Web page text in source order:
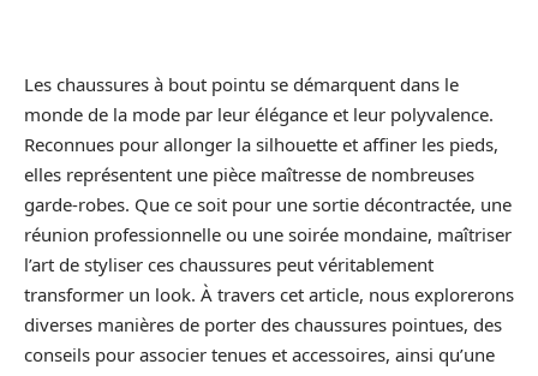
Les chaussures à bout pointu se démarquent dans le
monde de la mode par leur élégance et leur polyvalence.
Reconnues pour allonger la silhouette et affiner les pieds,
elles représentent une pièce maîtresse de nombreuses
garde-robes. Que ce soit pour une sortie décontractée, une
réunion professionnelle ou une soirée mondaine, maîtriser
l’art de styliser ces chaussures peut véritablement
transformer un look. À travers cet article, nous explorerons
diverses manières de porter des chaussures pointues, des
conseils pour associer tenues et accessoires, ainsi qu’une